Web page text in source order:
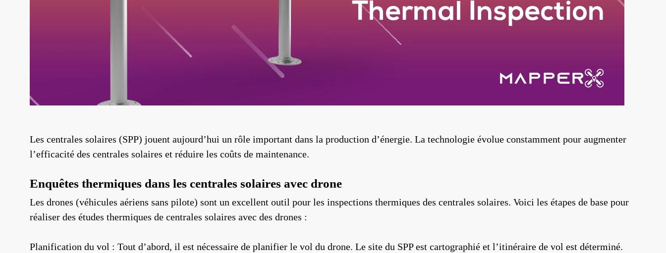
Les centrales solaires (SPP) jouent aujourd’hui un rôle important dans la production d’énergie. La technologie évolue constamment pour augmenter
l’efficacité des centrales solaires et réduire les coûts de maintenance.
Enquêtes thermiques dans les centrales solaires avec drone
Les drones (véhicules aériens sans pilote) sont un excellent outil pour les inspections thermiques des centrales solaires. Voici les étapes de base pour
réaliser des études thermiques de centrales solaires avec des drones :
Planification du vol : Tout d’abord, il est nécessaire de planifier le vol du drone. Le site du SPP est cartographié et l’itinéraire de vol est déterminé.